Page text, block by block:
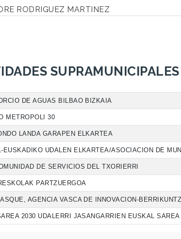
RODRIGUEZ MARTINEZ
SUPRAMUNICIPALES
DE AGUAS BILBAO BIZKAIA
METROPOLI 30
LANDA GARAPEN ELKARTEA
EUSKADIKO UDALEN ELKARTEA/ASOCIACION DE
DE SERVICIOS DEL TXORIERRI
PARTZUERGOA
AGENCIA VASCA DE INNOVACION-
2030 UDALERRI JASANGARRIEN EUSKAL